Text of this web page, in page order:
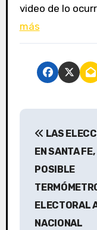
video de lo
más
N
LAS
EN SANTA FE,
POSIBLE
ELECTORAL
NACIONAL